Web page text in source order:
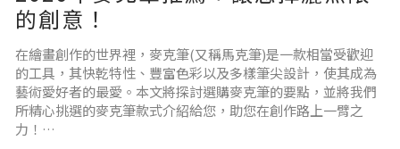
接穩定性。所以若你對音質、遊戲體驗有很高要求，可以考慮
採用藍牙5.3。
連線距離
連線距
的創意！
在繪畫創作的世界裡，麥克筆(又稱馬克筆)是一款相當受歡迎
的工具，其快乾特性、豐富色彩以及多樣筆尖設計，使其成為
藝術愛好者的最愛。本文將探討選購麥克筆的要點，並將我們
所精心挑選的麥克筆款式介紹給您，助您在創作路上一臂之
力！